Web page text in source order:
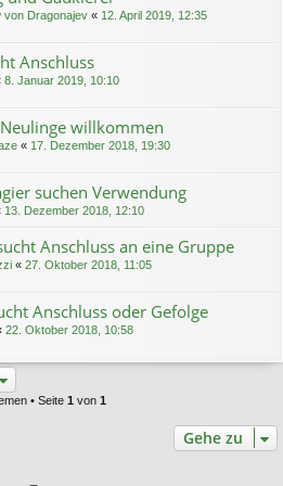
von Dragonajev « 12. April 2019, 12:35
Anschluss
8. Januar 2019, 10:10
willkommen
« 17. Dezember 2018, 19:30
suchen Verwendung
13. Dezember 2018, 12:10
Anschluss an eine Gruppe
« 27. Oktober 2018, 11:05
Anschluss oder Gefolge
22. Oktober 2018, 10:58
• Seite 1 von 1
Gehe zu